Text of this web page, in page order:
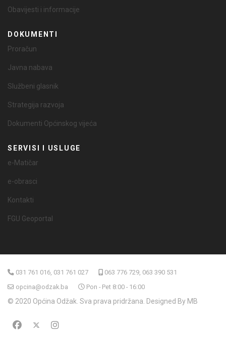
Obavijesti i informacije
DOKUMENTI
Proračun
Javna nabava
Službeni glasnik
Strategija razvoja
Dokumenti Općinskog vijeća
SERVISI I USLUGE
e-Matičar
e-obrasci
Kontakti
FGU Geoportal
031 761 016, 031 761 027
063 776 729, 063 390 531
opcina@odzak.ba
Pon - Pet 8:00 - 16:00
© 2020 Općina Odžak. Sva prava pridržana. Designed By MB